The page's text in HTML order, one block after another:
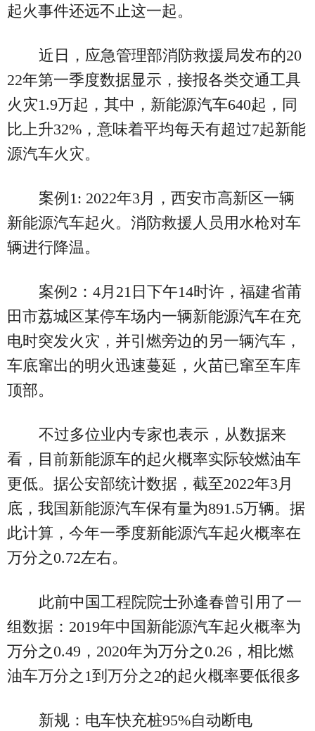
起火事件还远不止这一起。
近日，应急管理部消防救援局发布的20
22年第一季度数据显示，接报各类交通工具
火灾1.9万起，其中，新能源汽车640起，同
比上升32%，意味着平均每天有超过7起新能
源汽车火灾。
案例1: 2022年3月，西安市高新区一辆
新能源汽车起火。消防救援人员用水枪对车
辆进行降温。
案例2：4月21日下午14时许，福建省莆
田市荔城区某停车场内一辆新能源汽车在充
电时突发火灾，并引燃旁边的另一辆汽车，
车底窜出的明火迅速蔓延，火苗已窜至车库
顶部。
不过多位业内专家也表示，从数据来
看，目前新能源车的起火概率实际较燃油车
更低。据公安部统计数据，截至2022年3月
底，我国新能源汽车保有量为891.5万辆。据
此计算，今年一季度新能源汽车起火概率在
万分之0.72左右。
此前中国工程院院士孙逢春曾引用了一
组数据：2019年中国新能源汽车起火概率为
万分之0.49，2020年为万分之0.26，相比燃
油车万分之1到万分之2的起火概率要低很多
新规：电车快充桩95%自动断电